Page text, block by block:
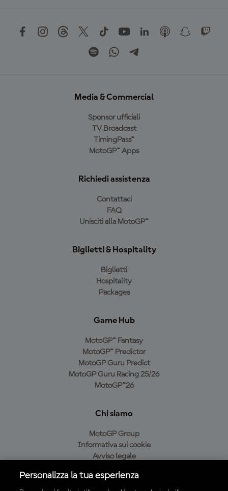
Media & Commercial
Sponsor ufficiali
TV Broadcast
TimingPass™
MotoGP™ Apps
Richiedi assistenza
Contattaci
FAQ
Unisciti alla MotoGP™
Biglietti & Hospitality
Biglietti
Hospitality
Packages
Game Hub
MotoGP™ Fantasy
MotoGP™ Predictor
MotoGP Guru Predict
MotoGP Guru Racing 25/26
MotoGP™26
Chi siamo
MotoGP Group
Informativa sui cookie
Avviso legale
Condizioni di acquisto
Personalizza la tua esperienza